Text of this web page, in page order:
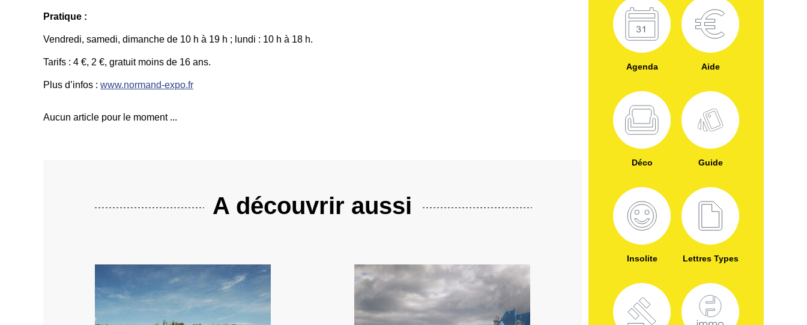
Pratique :
Vendredi, samedi, dimanche de 10 h à 19 h ; lundi : 10 h à 18 h.
Tarifs : 4 €, 2 €, gratuit moins de 16 ans.
Plus d’infos : www.normand-expo.fr
Aucun article pour le moment ...
A découvrir aussi
Agenda Aide
Déco Guide
Insolite Lettres Types